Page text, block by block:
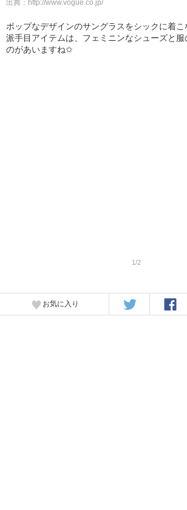
出典： http://www.vogue.co.jp/
ポップなデザインのサングラスをシックに着こ
派手目アイテムは、フェミニンなシューズと
のがあいますね✩
1/2
お気に入り